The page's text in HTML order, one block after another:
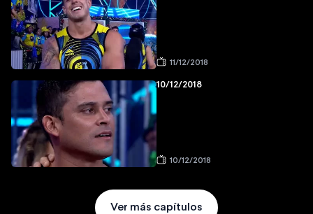
11/12/2018
10/12/2018
10/12/2018
Ver más capítulos